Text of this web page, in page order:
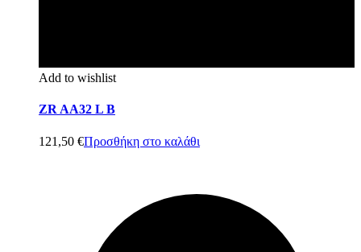
Add to wishlist
ZR AA32 L B
121,50 €Προσθήκη στο καλάθι